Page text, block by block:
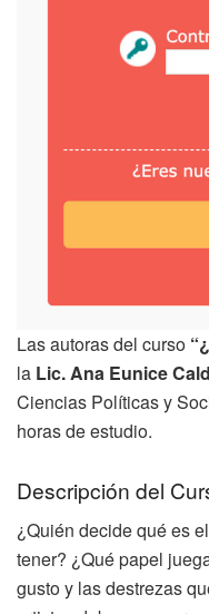
Las autoras del curso
la Lic. Ana Eunice
Ciencias Políticas y
horas de estudio.
Descripción del
¿Quién decide qué es
tener? ¿Qué papel
gusto y las destrezas